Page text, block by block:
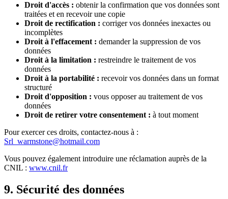
Droit d'accès : obtenir la confirmation que vos données sont
traitées et en recevoir une copie
Droit de rectification : corriger vos données inexactes ou
incomplètes
Droit à l'effacement : demander la suppression de vos
données
Droit à la limitation : restreindre le traitement de vos
données
Droit à la portabilité : recevoir vos données dans un format
structuré
Droit d'opposition : vous opposer au traitement de vos
données
Droit de retirer votre consentement : à tout moment
Pour exercer ces droits, contactez-nous à :
Srl_warmstone@hotmail.com
Vous pouvez également introduire une réclamation auprès de la
CNIL : www.cnil.fr
9. Sécurité des données